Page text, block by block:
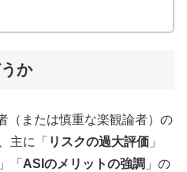
か
（または慎重な楽観論者）の
主に「 リスクの過大評価 」
「 ASIのメリットの強調 」の